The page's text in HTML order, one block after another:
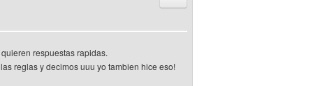
respuestas rapidas.
reglas y decimos uuu yo tambien hice eso!